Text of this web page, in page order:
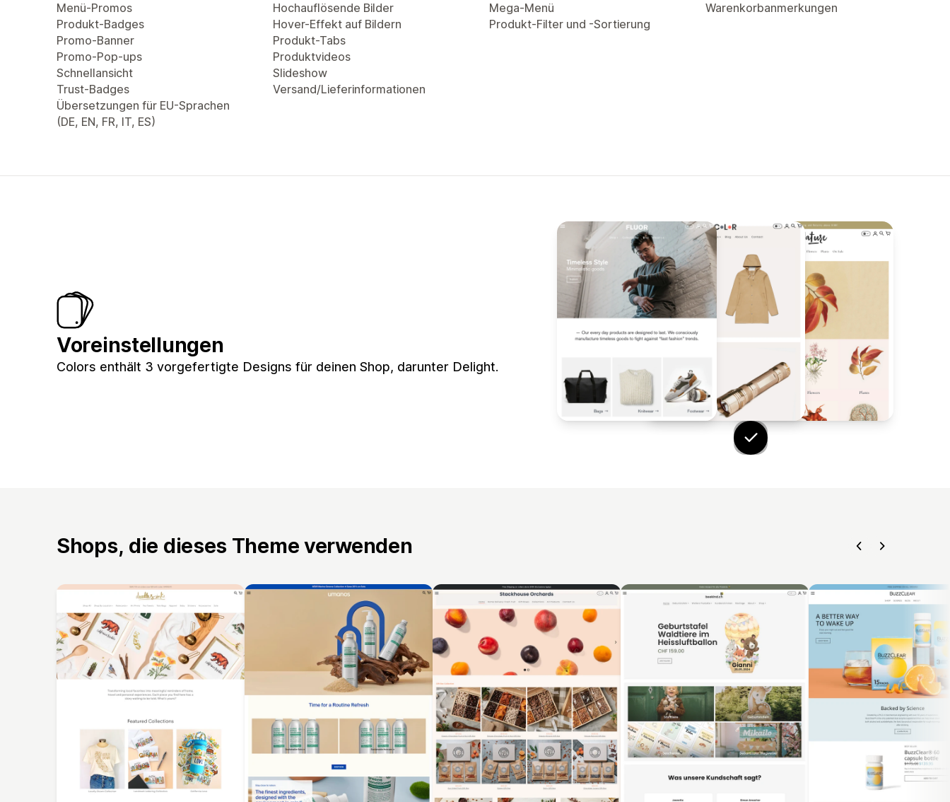
Menü-Promos
Produkt-Badges
Promo-Banner
Promo-Pop-ups
Schnellansicht
Trust-Badges
Übersetzungen für EU-Sprachen
(DE, EN, FR, IT, ES)
Hochauflösende Bilder
Hover-Effekt auf Bildern
Produkt-Tabs
Produktvideos
Slideshow
Versand/Lieferinformationen
Mega-Menü
Produkt-Filter und -Sortierung
Warenkorbanmerkungen
Voreinstellungen
Colors enthält 3 vorgefertigte Designs für deinen Shop, darunter Delight.
Shops, die dieses Theme verwenden